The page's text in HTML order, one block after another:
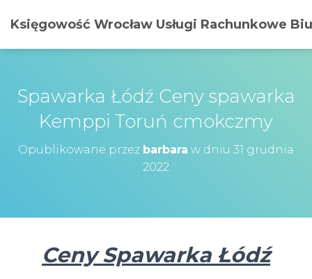
Księgowość Wrocław Usługi Rachunkowe
Spawarka Łódź Ceny spawarka
Kemppi Toruń cmokczmy
Opublikowane przez barbara w dniu 31 grudnia
2022
Ceny Spawarka Łódź